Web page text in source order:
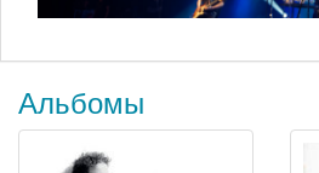
Альбомы